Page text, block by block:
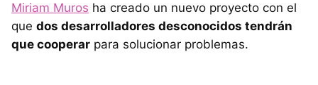
Miriam Muros ha creado un nuevo proyecto con el
que dos desarrolladores desconocidos tendrán
que cooperar para solucionar problemas.